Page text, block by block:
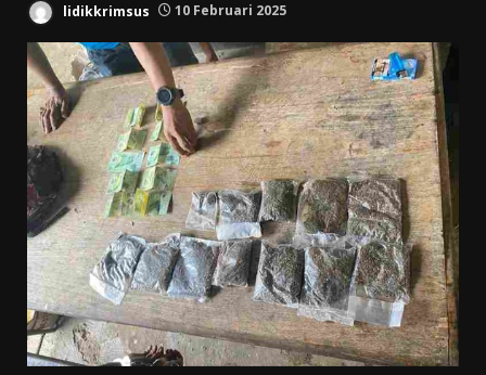
lidikkrimsus 10 Februari 2025